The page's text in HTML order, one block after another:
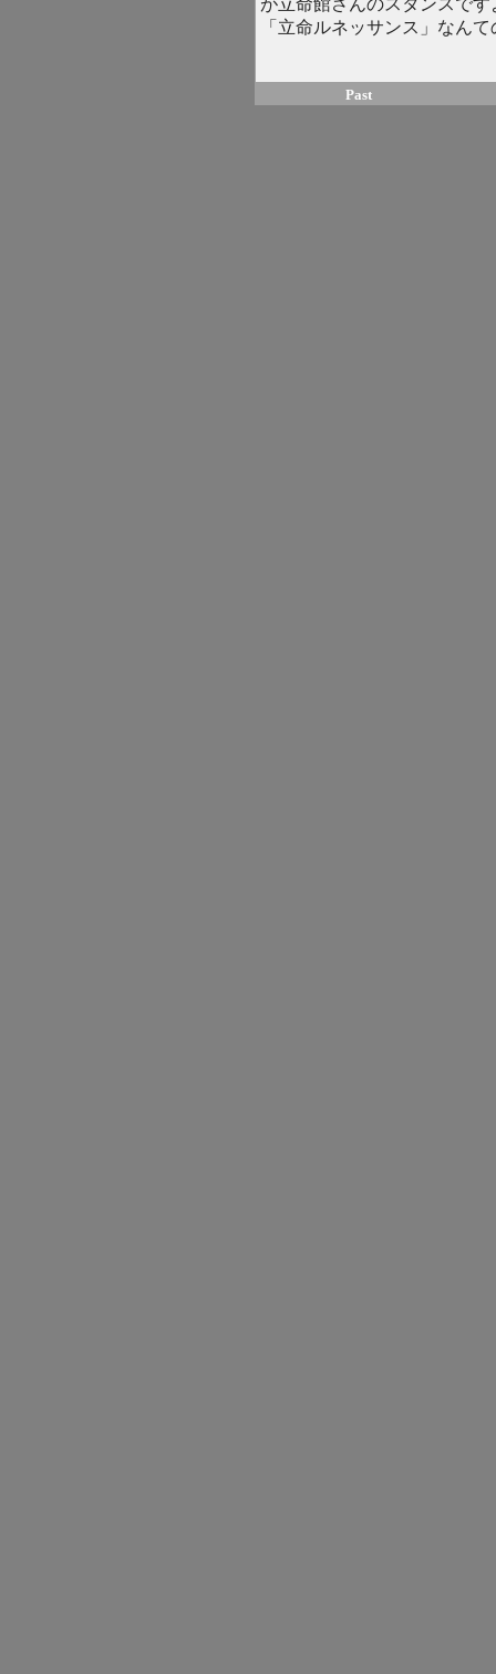
が立命館さんのスタンスで
「立命ルネッサンス」なん
Past